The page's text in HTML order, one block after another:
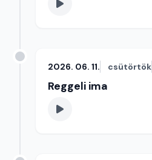
2026. 06. 11. csütörtök
Reggeli ima